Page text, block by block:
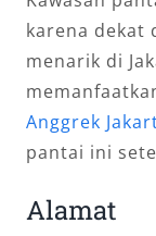
karena dekat
menarik di
Anggrek
pantai ini
Alamat